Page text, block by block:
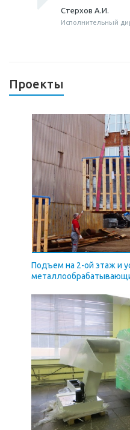
Стерхов А.И.
Исполнительный
Проекты
Подъем на 2-ой этаж и